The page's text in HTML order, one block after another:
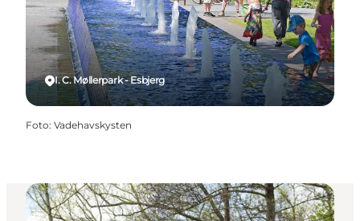
I. C. Møllerpark - Esbjerg
Foto: Vadehavskysten